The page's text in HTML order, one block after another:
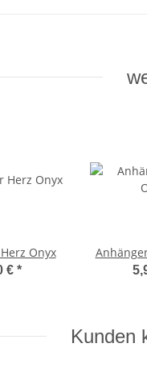
Onyx
€ *
Kunden